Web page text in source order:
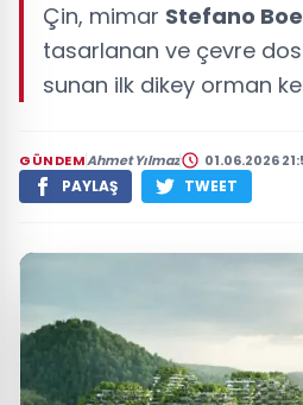
Çin, mimar Stefano
tasarlanan ve çevre
sunan ilk dikey orman
GÜNDEMAhmet Yılmaz 01.06.2026
PAYLAŞ TWEET